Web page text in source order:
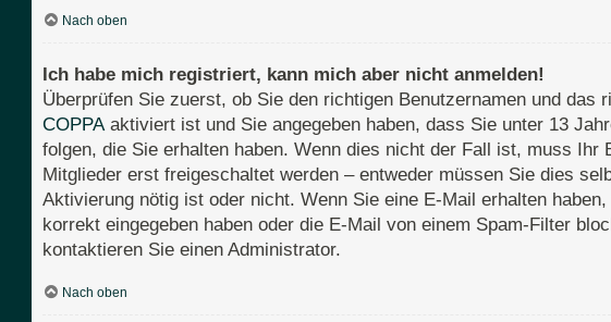
Nach oben
Ich habe mich registriert, kann mich aber nicht anmelden!
Überprüfen Sie zuerst, ob Sie den richtigen Benutzernamen und
COPPAaktiviert ist und Sie angegeben haben, dass Sie unter 13
folgen, die Sie erhalten haben. Wenn dies nicht der Fall ist, muss
Mitglieder erst freigeschaltet werden – entweder müssen Sie dies
Aktivierung nötig ist oder nicht. Wenn Sie eine E-Mail erhalten
korrekt eingegeben haben oder die E-Mail von einem Spam-Filter
kontaktieren Sie einen Administrator.
Nach oben